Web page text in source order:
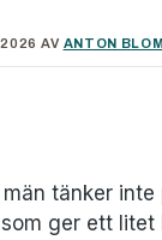
AV ANTON BLOM
män tänker
ger ett